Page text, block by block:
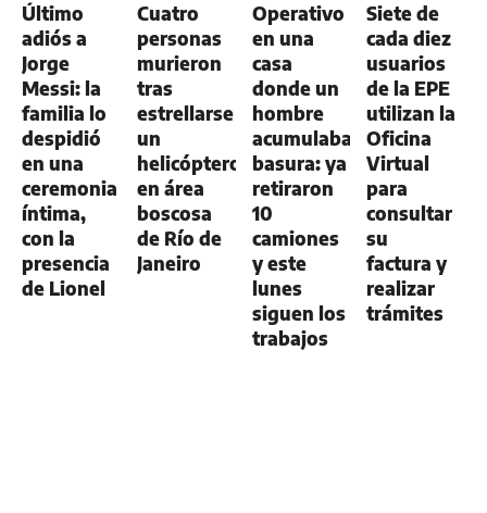
Último
adiós a
Jorge
Messi: la
familia lo
despidió
en una
ceremonia
íntima,
con la
presencia
de Lionel
Cuatro
personas
murieron
tras
estrellarse
un
helicóptero
en área
boscosa
de Río de
Janeiro
Operativo
en una
casa
donde un
hombre
acumulaba
basura: ya
retiraron
10
camiones
y este
lunes
siguen los
trabajos
Siete de
cada diez
usuarios
de la EPE
utilizan la
Oficina
Virtual
para
consultar
su
factura y
realizar
trámites